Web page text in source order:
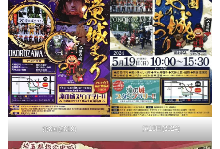
第8回(2019) 第13回(2024)